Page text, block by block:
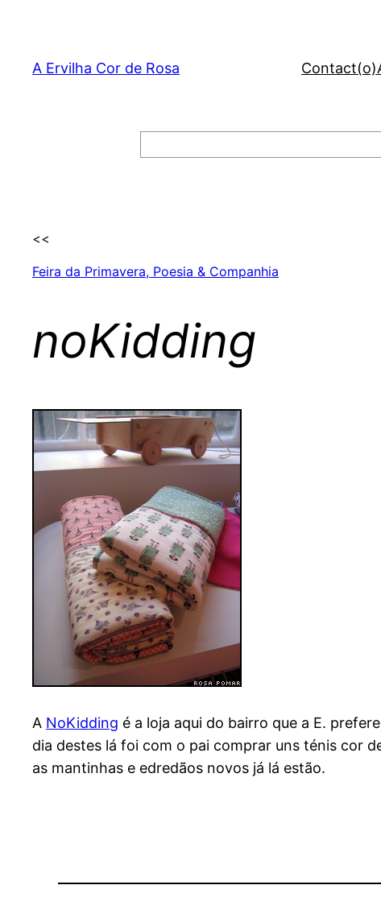
content
A Ervilha Cor de Rosa Contact(o)
<<
Feira da Primavera, Poesia & Companhia
noKidding
A NoKidding é a loja aqui do bairro que a E.
dia destes lá foi com o pai comprar uns ténis cor
as mantinhas e edredãos novos já lá estão.